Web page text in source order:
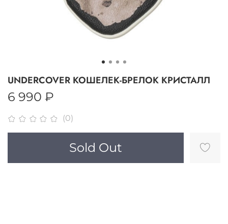
(0)
UNDERCOVER КОШЕЛЕК-БРЕЛОК КРИСТАЛЛ
6 990 ₽
Sold Out